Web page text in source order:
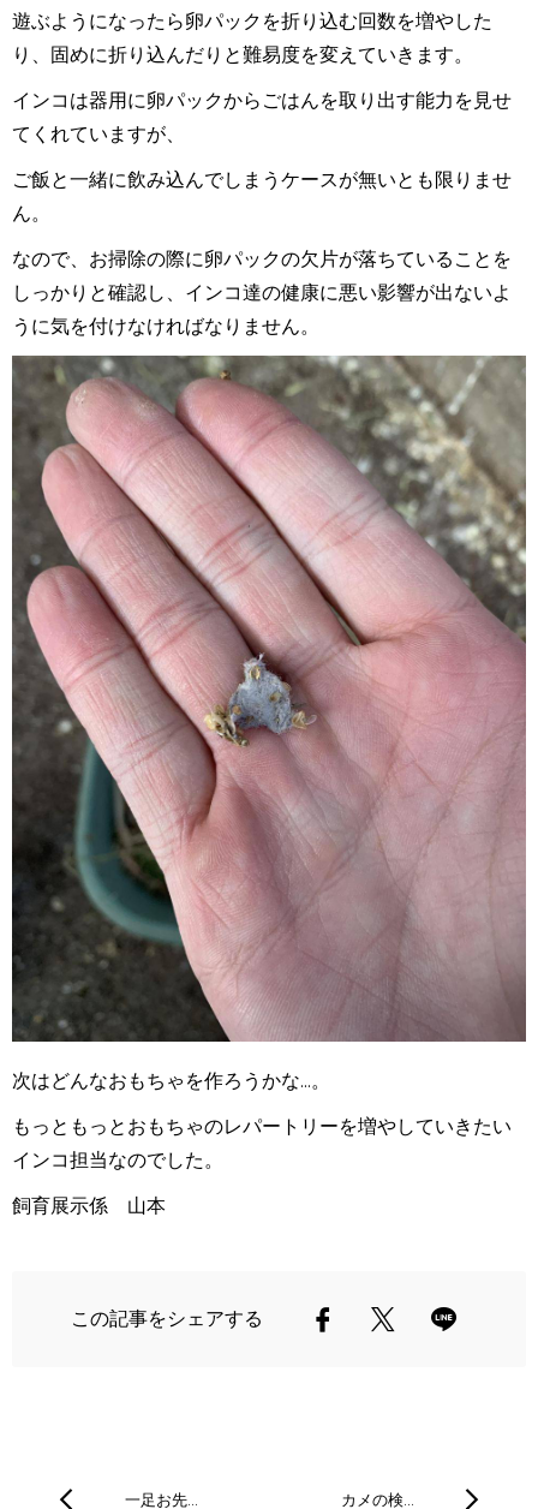
遊ぶようになったら卵パックを折り込む回数を増やした
り、固めに折り込んだりと難易度を変えていきます。
インコは器用に卵パックからごはんを取り出す能力を見せ
てくれていますが、
ご飯と一緒に飲み込んでしまうケースが無いとも限りませ
ん。
なので、お掃除の際に卵パックの欠片が落ちていることを
しっかりと確認し、インコ達の健康に悪い影響が出ないよ
うに気を付けなければなりません。
次はどんなおもちゃを作ろうかな...。
もっともっとおもちゃのレパートリーを増やしていきたい
インコ担当なのでした。
飼育展示係 山本
この記事をシェアする
一足お先… カメの検…